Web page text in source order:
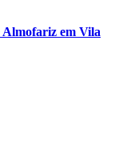
Almofariz em Vila